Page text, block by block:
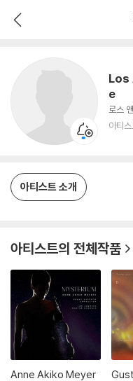
Los
e
로스
아티스
아티스트 소개
아티스트의 전체작품
Anne Akiko Meyer